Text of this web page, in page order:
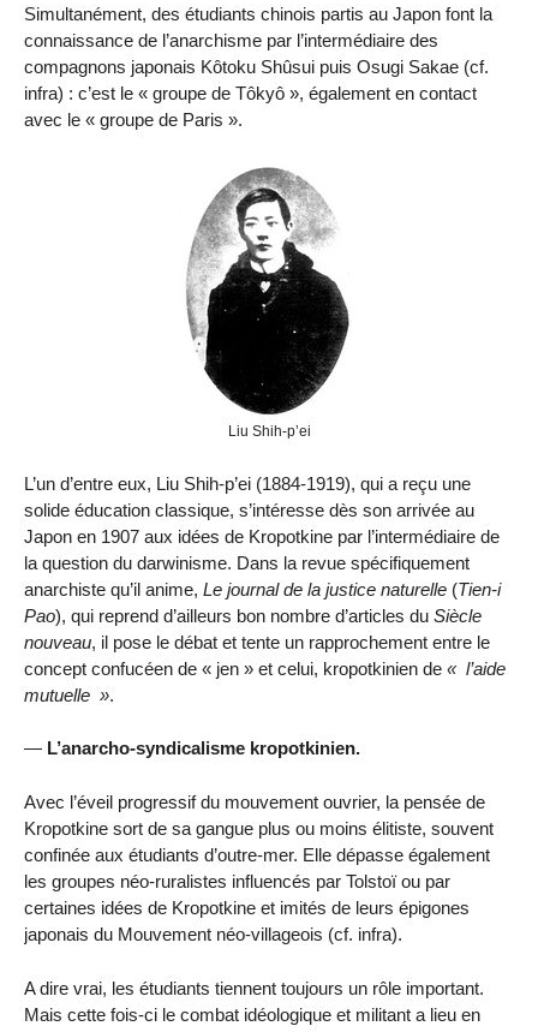
Simultanément, des étudiants chinois partis au Japon font la
connaissance de l’anarchisme par l’intermédiaire des
compagnons japonais Kôtoku Shûsui puis Osugi Sakae (cf.
infra) : c’est le « groupe de Tôkyô », également en contact
avec le « groupe de Paris ».
Liu Shih-p’ei
L’un d’entre eux, Liu Shih-p’ei (1884-1919), qui a reçu une
solide éducation classique, s’intéresse dès son arrivée au
Japon en 1907 aux idées de Kropotkine par l’intermédiaire de
la question du darwinisme. Dans la revue spécifiquement
anarchiste qu’il anime, Le journal de la justice naturelle (Tien-i
Pao), qui reprend d’ailleurs bon nombre d’articles du Siècle
nouveau, il pose le débat et tente un rapprochement entre le
concept confucéen de « jen » et celui, kropotkinien de
l’aide
mutuelle
.
— L’anarcho-syndicalisme kropotkinien.
Avec l’éveil progressif du mouvement ouvrier, la pensée de
Kropotkine sort de sa gangue plus ou moins élitiste, souvent
confinée aux étudiants d’outre-mer. Elle dépasse également
les groupes néo-ruralistes influencés par Tolstoï ou par
certaines idées de Kropotkine et imités de leurs épigones
japonais du Mouvement néo-villageois (cf. infra).
A dire vrai, les étudiants tiennent toujours un rôle important.
Mais cette fois-ci le combat idéologique et militant a lieu en